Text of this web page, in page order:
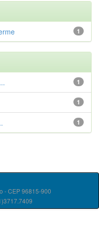
1
1
1
1
- CEP 96815-900